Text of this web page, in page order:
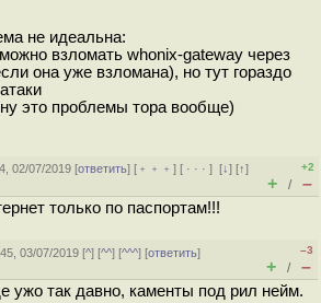
не идеальна:
взломать whonix-gateway через
она уже взломана), но тут гораздо
это проблемы тора вообще)
02/07/2019 [ответить] [ ﹢﹢﹢] [ · · ·][↓] [↑]
+2
+ / –
только по паспортам!!!
03/07/2019 [^] [^^] [^^^] [ответить]
–3
+ / –
ужо так давно, каменты под рил нейм.